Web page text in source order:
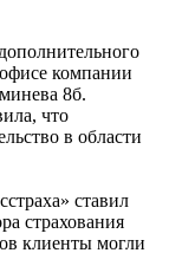
компании
8б.
что
в области
ставил
страхования
клиенты могли